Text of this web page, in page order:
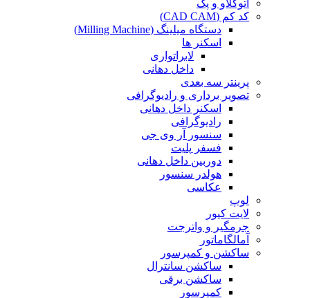
اتوکلاو و پک
کد کم (CAD CAM)
دستگاه میلینگ (Milling Machine)
اسکنر ها
لابراتواری
داخل دهانی
پرینتر سه بعدی
تصویر برداری و رادیوگرافی
اسکنر داخل دهانی
رادیوگرافی
سنسور آر وی جی
فسفر پلیت
دوربین داخل دهانی
هولدر سنسور
عکاسی
لوپ
لایت کیور
جرمگیر و واترجت
آمالگاماتور
ساکشن و کمپرسور
ساکشن سانترال
ساکشن برقی
کمپرسور